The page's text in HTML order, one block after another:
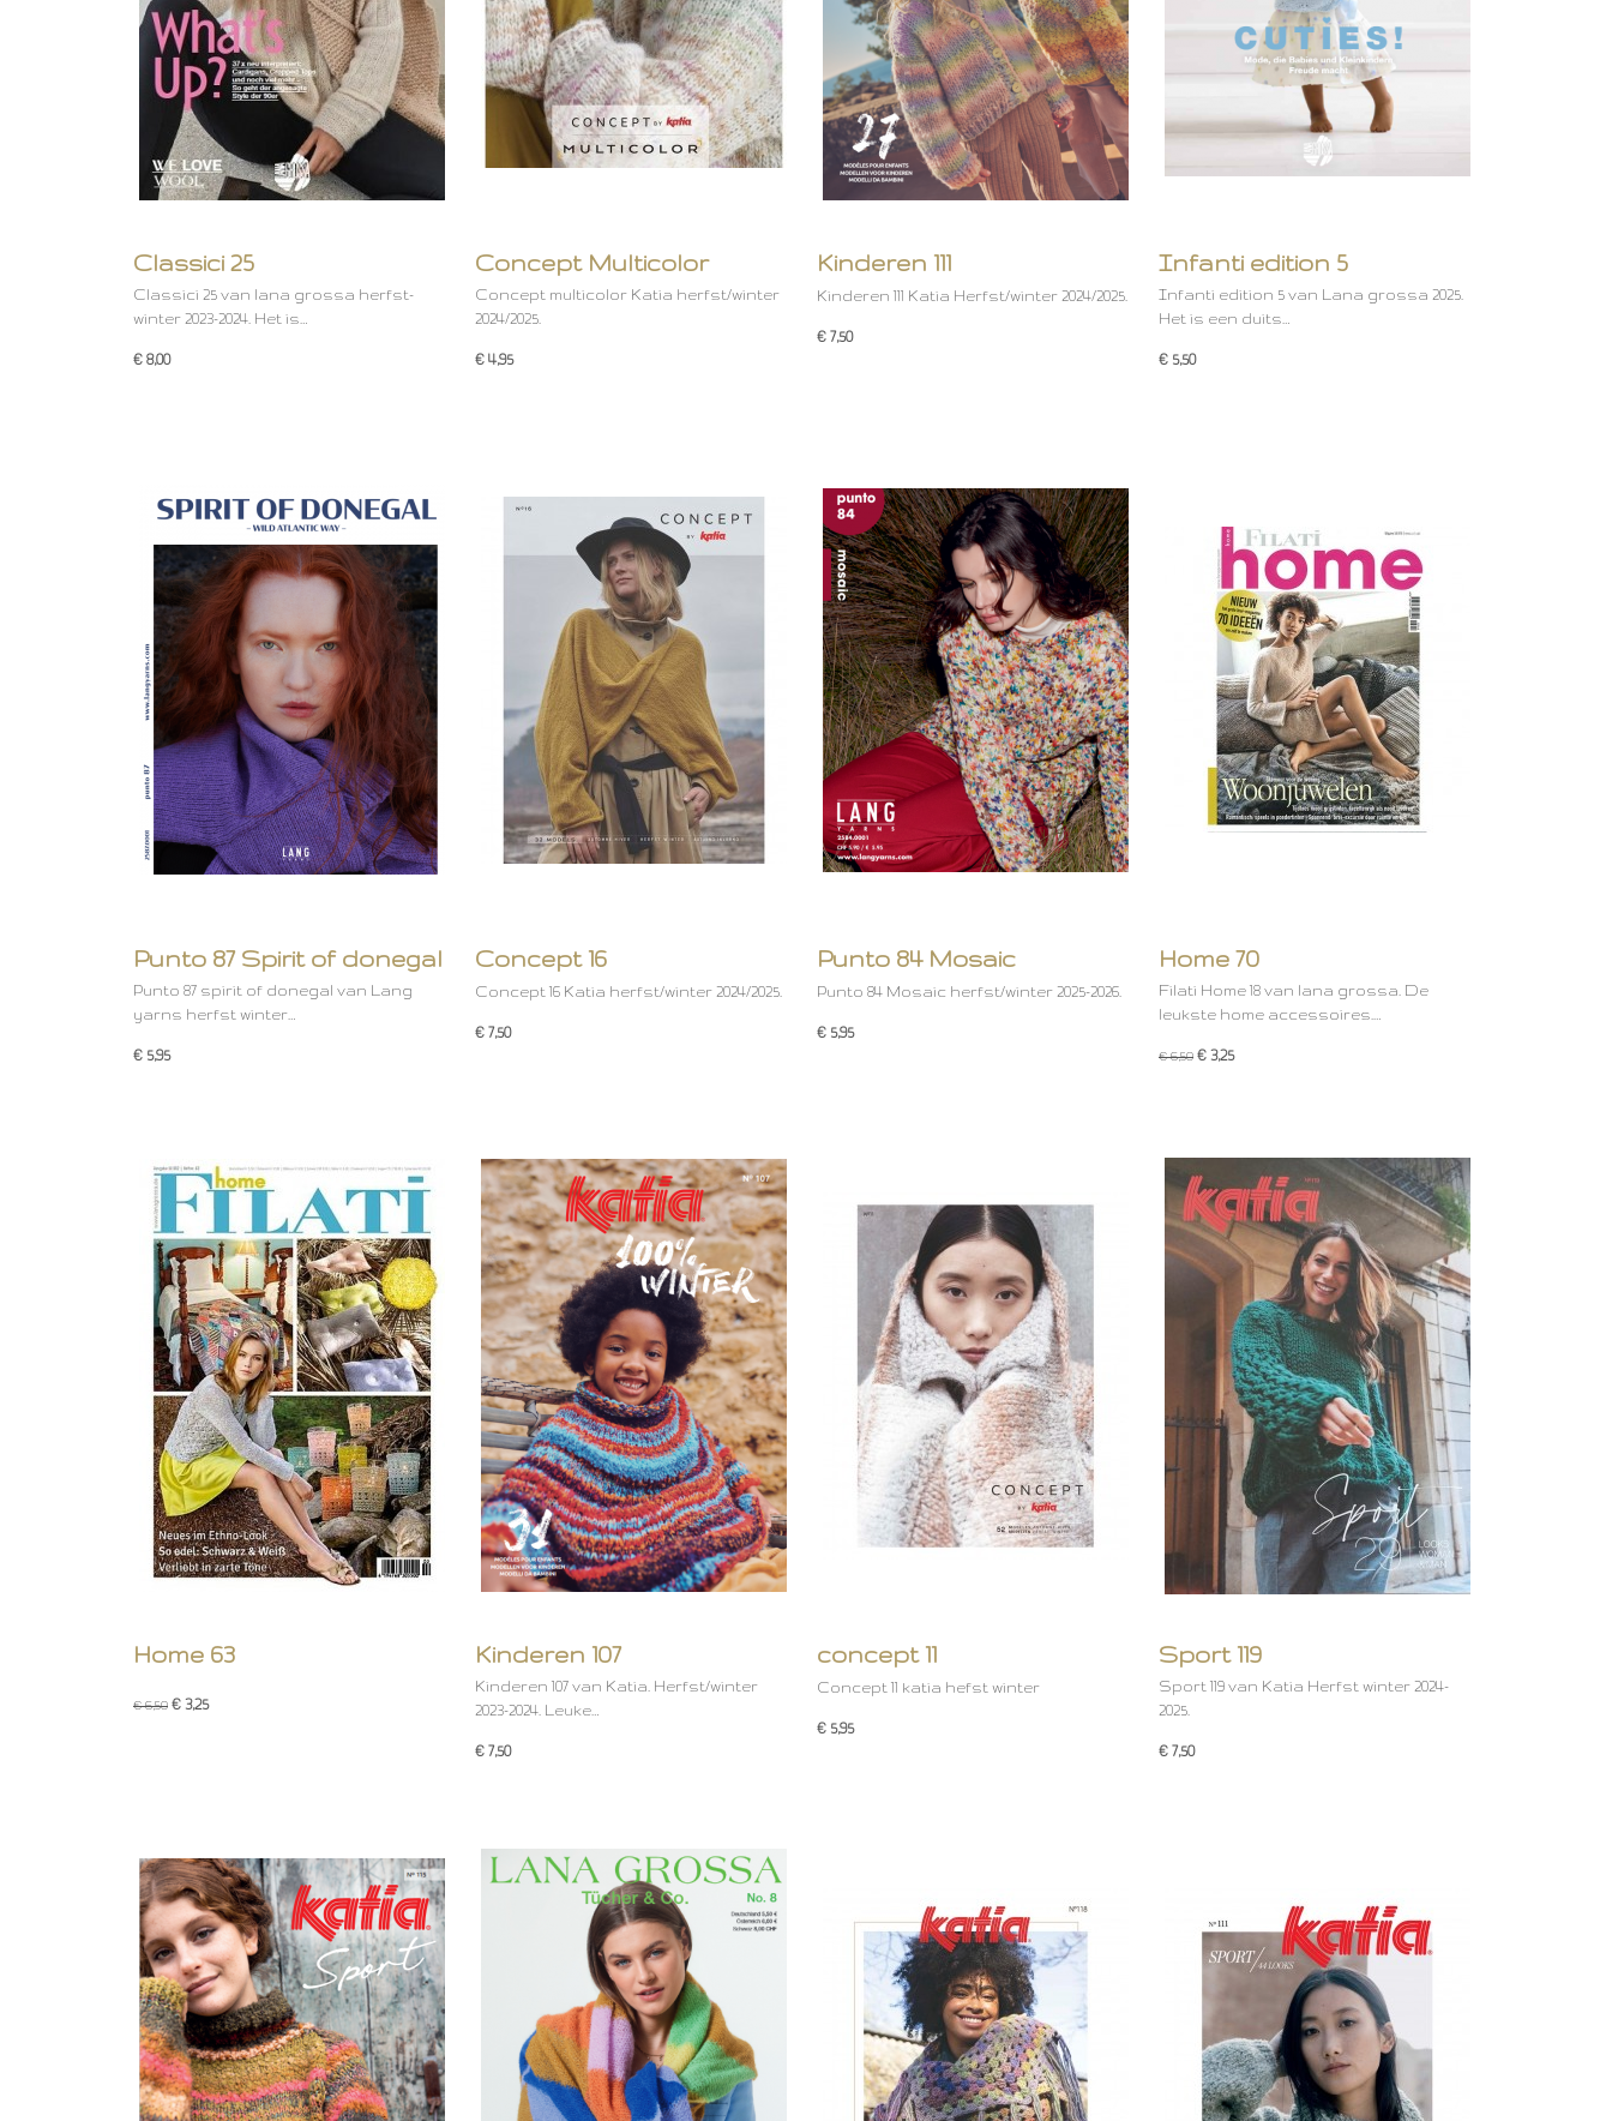
Classici 25
Classici 25 van lana grossa herfst-
winter 2023-2024. Het is…
€ 8,00
Concept Multicolor
Concept multicolor Katia herfst/winter
2024/2025.
€ 4,95
Kinderen 111
Kinderen 111 Katia Herfst/winter 2024/2025.
€ 7,50
Infanti edition 5
Infanti edition 5 van Lana grossa 2025.
Het is een duits…
€ 5,50
Punto 87 Spirit of donegal
Punto 87 spirit of donegal van Lang
yarns herfst winter…
€ 5,95
Concept 16
Concept 16 Katia herfst/winter 2024/2025.
€ 7,50
Punto 84 Mosaic
Punto 84 Mosaic herfst/winter 2025-2026.
€ 5,95
Home 70
Filati Home 18 van lana grossa. De
leukste home accessoires.…
€ 6,50 € 3,25
Home 63
€ 6,50 € 3,25
Kinderen 107
Kinderen 107 van Katia. Herfst/winter
2023-2024. Leuke…
€ 7,50
concept 11
Concept 11 katia hefst winter
€ 5,95
Sport 119
Sport 119 van Katia Herfst winter 2024-
2025.
€ 7,50